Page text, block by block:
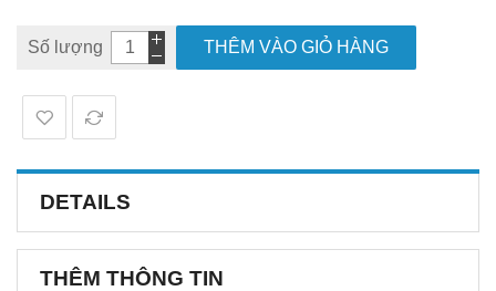
Số lượng THÊM VÀO GIỎ HÀNG
DETAILS
THÊM THÔNG TIN